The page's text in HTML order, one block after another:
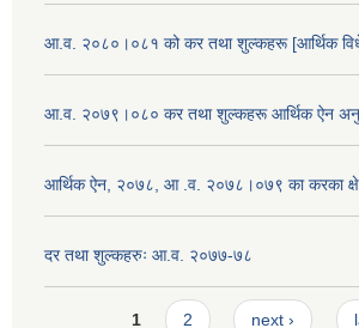
आ.व. २०८०।०८१ को कर तथा शुल्कहरू [आर्थिक
आ.व. २०७९।०८० कर तथा शुल्कहरू आर्थिक ऐन
आर्थिक ऐन, २०७८, आ .व. २०७८।०७९ का करका
दर तथा शुल्कहरुः आ.व. २०७७-७८
Pages1 2 next ›